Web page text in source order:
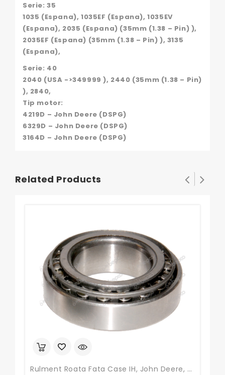
Serie: 35
1035 (Espana), 1035EF (Espana), 1035EV
(Espana), 2035 (Espana) (35mm (1.38 – Pin) ),
2035EF (Espana) (35mm (1.38 – Pin) ), 3135
(Espana),
Serie: 40
2040 (USA ->349999 ), 2440 (35mm (1.38 – Pin)
), 2840,
Tip motor:
4219D – John Deere (DSPG)
6329D – John Deere (DSPG)
3164D – John Deere (DSPG)
Related Products
Rulment Roata Fata Case IH, John Deere, David Brown , Fendt , Massey Ferguson , LM48548/10